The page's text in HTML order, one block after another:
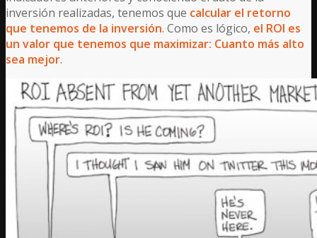
inversión realizadas, tenemos que calcular el retorno
que tenemos de la inversión. Como es lógico, el ROI es
un valor que tenemos que maximizar: Cuanto más alto
sea mejor.